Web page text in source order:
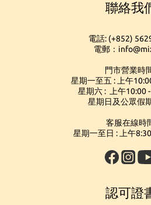
聯絡我
電話: (+852)
電郵：
門市營業時
星期一至五 : 上午
星期六 : 上午10:00
星期日及公眾假
客服在線時
星期一至日 : 上午
認可證